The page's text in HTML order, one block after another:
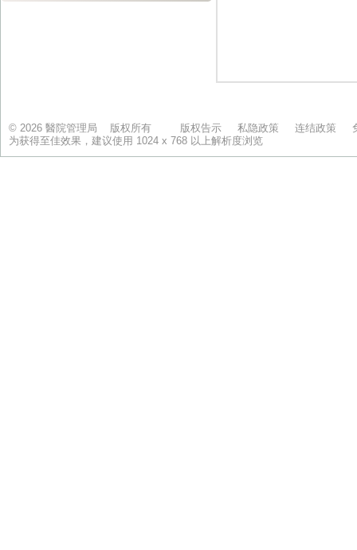
© 2026 醫院管理局 版权所有 版权告示 私隐政策 连结政策
为获得至佳效果，建议使用 1024 x 768 以上解析度浏览